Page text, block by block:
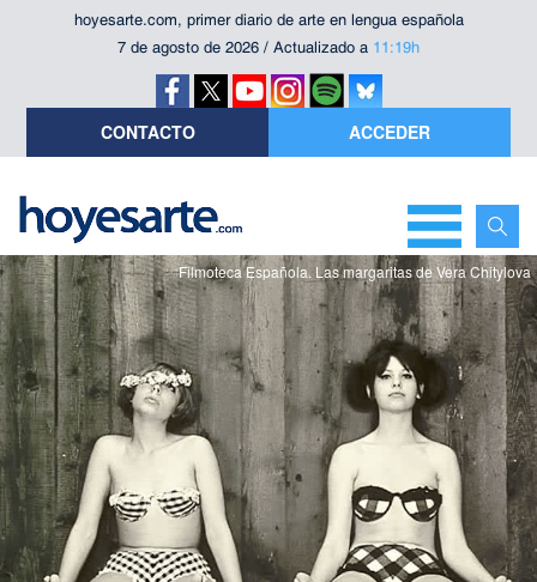
hoyesarte.com, primer diario de arte en lengua española
7 de agosto de 2026 / Actualizado a 11:19h
CONTACTO ACCEDER
Filmoteca Española. Las margaritas de Vera Chitylova